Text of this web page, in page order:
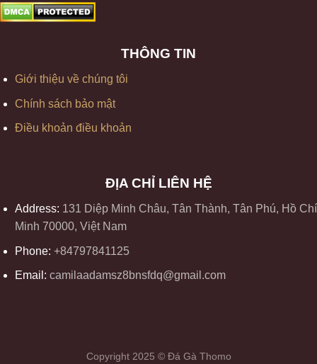
THÔNG TIN
Giới thiệu về chúng tôi
Chính sách bảo mật
Điều khoản điều khoản
ĐỊA CHỈ LIÊN HỆ
Address: 131 Diệp Minh Châu, Tân Thành, Tân Phú, Hồ Chí
Minh 70000, Việt Nam
Phone: +84797841125
Email: camilaadamsz8bnsfdq@gmail.com
Copyright 2025 © Đá Gà Thomo